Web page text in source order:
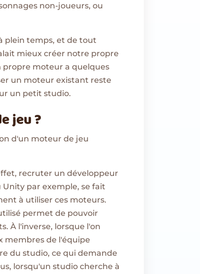
non-joueurs, ou
plein temps, et de tout
mieux créer notre propre
propre moteur a quelques
un moteur existant reste
un petit studio.
jeu ?
d'un moteur de jeu
recruter un développeur
par exemple, se fait
à utiliser ces moteurs.
permet de pouvoir
À l'inverse, lorsque l'on
membres de l'équipe
du studio, ce qui demande
lorsqu'un studio cherche à